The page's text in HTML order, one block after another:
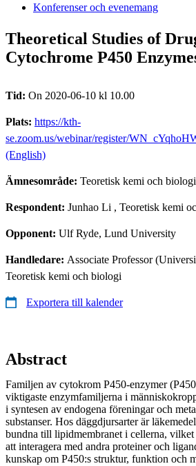
Konferenser och evenemang
Theoretical Studies of
Cytochrome P450
Tid: On 2020-06-10 kl 10.00
Plats: https://kth-
se.zoom.us/webinar/register/
(English)
Ämnesområde: Teoretisk kemi och biologi
Respondent: Junhao Li , Teoretisk kemi
Opponent: Ulf Ryde, Lund University
Handledare: Associate Professor
Teoretisk kemi och biologi
Exportera till kalender
Abstract
Familjen av cytokrom P450-enzymer
viktigaste enzymfamiljerna i
i syntesen av endogena föreningar och
substanser. Hos däggdjursarter är
bundna till lipidmembranet i cellerna, vilket
att interagera med andra proteiner och
kunskap om P450:s struktur, funktion och